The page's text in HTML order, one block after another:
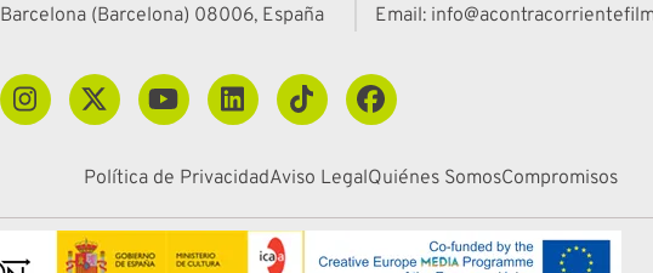
Barcelona (Barcelona) 08006, España
Email:
Política de PrivacidadAviso LegalQuiénes SomosCompromisos